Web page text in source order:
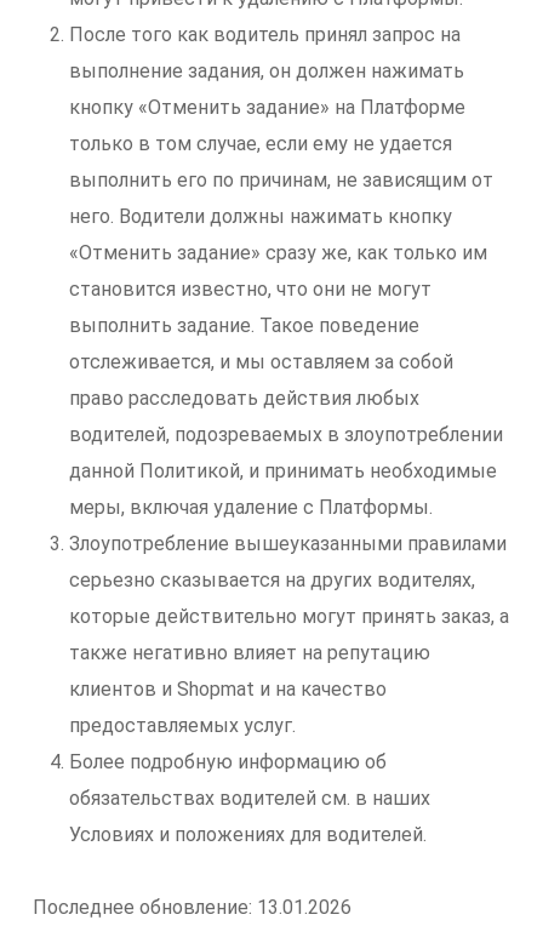
После того как водитель принял запрос на
выполнение задания, он должен нажимать
кнопку «Отменить задание» на Платформе
только в том случае, если ему не удается
выполнить его по причинам, не зависящим от
него. Водители должны нажимать кнопку
«Отменить задание» сразу же, как только им
становится известно, что они не могут
выполнить задание. Такое поведение
отслеживается, и мы оставляем за собой
право расследовать действия любых
водителей, подозреваемых в злоупотреблении
данной Политикой, и принимать необходимые
меры, включая удаление с Платформы.
Злоупотребление вышеуказанными правилами
серьезно сказывается на других водителях,
которые действительно могут принять заказ, а
также негативно влияет на репутацию
клиентов и Shopmat и на качество
предоставляемых услуг.
Более подробную информацию об
обязательствах водителей см. в наших
Условиях и положениях для водителей.
Последнее обновление: 13.01.2026